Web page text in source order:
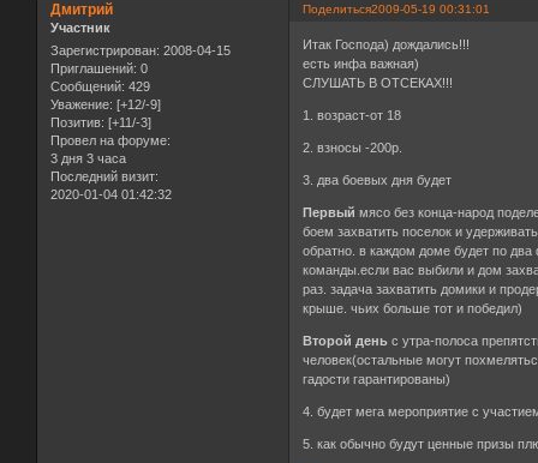
Поделиться2009-05-19 00:31:01
Дмитрий
Участник
Зарегистрирован: 2008-04-15
Приглашений: 0
Сообщений: 429
Уважение: [+12/-9]
Позитив: [+11/-3]
Провел на форуме:
3 дня 3 часа
Последний визит:
2020-01-04 01:42:32
Итак Господа) дождались!!!
есть инфа важная)
СЛУШАТЬ В ОТСЕКАХ!!!
1. возраст-от 18
2. взносы -200р.
3. два боевых дня будет
Первый мясо без конца-народ
боем захватить поселок и
обратно. в каждом доме будет по
команды.если вас выбили и дом
раз. задача захватить домики и
крыше. чьих больше тот и победил)
Второй день с утра-полоса
человек(остальные могут
гадости гарантированы)
4. будет мега мероприятие с
5. как обычно будут ценные призы